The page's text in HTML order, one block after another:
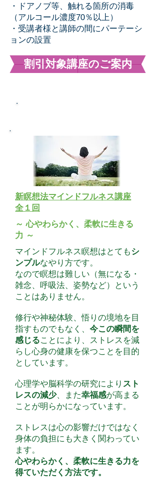
・ドアノブ等、触れる箇所の消毒
（アルコール濃度70％以上）
・受講者様と講師の間にパーテーシ
ョンの設置
割引対象講座のご案内
​新瞑想法マインドフルネス講座
全１回
～ 心やわらかく、柔軟に生きる
力 ～
マインドフルネス瞑想はとてもシ
ンプルなやり方です。
なので瞑想は難しい（無になる・
雑念、呼吸法、姿勢など）という
ことはありません。
修行や神秘体験、悟りの境地を目
指すものでもなく、 今この瞬間を
感じることにより、 ストレスを減
らし心身の健康を保つことを目的
としています。
心理学や脳科学の研究により スト
レスの減少、また幸福感が高まる
ことが明らかになっています。
ストレスは心の影響だけではなく
身体の負担にも大きく関わってい
ます。
心やわらかく、柔軟に生きる力を
得ていただく方法です。